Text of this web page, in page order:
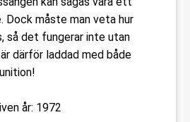
Dock måste man veta hur
så det fungerar inte utan
därför laddad med både
år: 1972